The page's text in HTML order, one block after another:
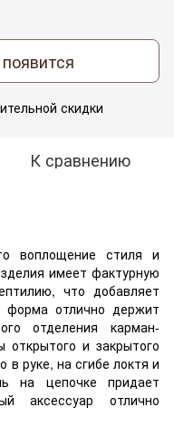
скидки
К сравнению
воплощение стиля и
имеет фактурную
что добавляет
форма отлично держит
отделения карман-
открытого и закрытого
руке, на сгибе локтя и
на цепочке придает
аксессуар отлично